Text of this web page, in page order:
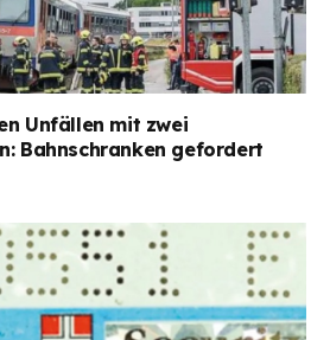
Unfällen mit zwei
Bahnschranken gefordert